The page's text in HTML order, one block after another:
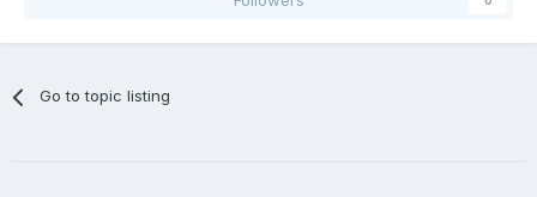
Go to topic listing